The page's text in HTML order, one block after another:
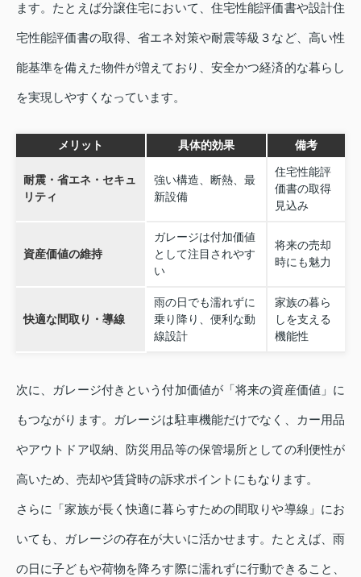
ます。たとえば分譲住宅において、住宅性能評価書や設計住
宅性能評価書の取得、省エネ対策や耐震等級３など、高い性
能基準を備えた物件が増えており、安全かつ経済的な暮らし
を実現しやすくなっています。
メリット 具体的効果 備考
耐震・省エネ・セキュ
リティ
強い構造、断熱、最
新設備
住宅性能評
価書の取得
見込み
資産価値の維持
ガレージは付加価値
として注目されやす
い
将来の売却
時にも魅力
快適な間取り・導線
雨の日でも濡れずに
乗り降り、便利な動
線設計
家族の暮ら
しを支える
機能性
次に、ガレージ付きという付加価値が「将来の資産価値」に
もつながります。ガレージは駐車機能だけでなく、カー用品
やアウトドア収納、防災用品等の保管場所としての利便性が
高いため、売却や賃貸時の訴求ポイントにもなります。
さらに「家族が長く快適に暮らすための間取りや導線」にお
いても、ガレージの存在が大いに活かせます。たとえば、雨
の日に子どもや荷物を降ろす際に濡れずに行動できること、